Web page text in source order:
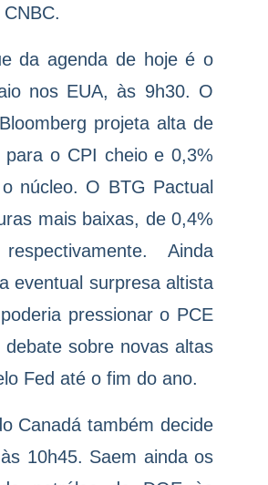
da agenda de hoje é o
nos EUA, às 9h30. O
projeta alta de
para o CPI cheio e 0,3%
núcleo. O BTG Pactual
mais baixas, de 0,4%
Ainda
eventual surpresa altista
pressionar o PCE
sobre novas altas
Fed até o fim do ano.
Canadá também decide
10h45. Saem ainda os